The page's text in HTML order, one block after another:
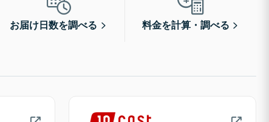
お届け日数を調べる 料金を計算・調べる